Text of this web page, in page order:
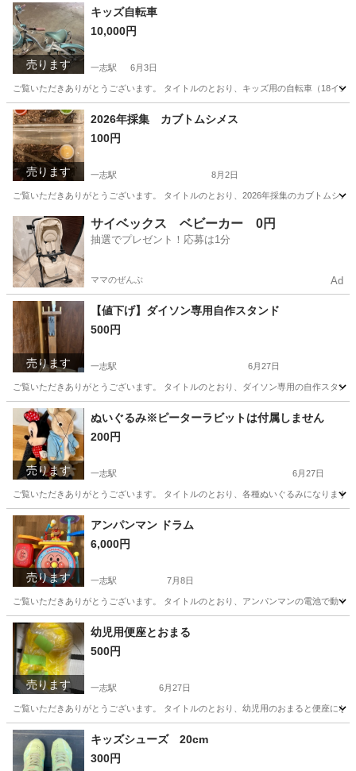
三重 津市 一志駅 生活家電
売ります
キッズ自転車
10,000円
一志駅 6月3日
ご覧いただきありがとうございます。 タイトルのとおり、キッズ用の自転車（18イ
三重 津市 その他
売ります
2026年採集 カブトムシメス
100円
一志駅 8月2日
ご覧いただきありがとうございます。 タイトルのとおり、2026年採集のカブトムシ
三重 津市 一志駅 その他 カブトムシ
サイベックス ベビーカー 0円
抽選でプレゼント！応募は1分
ママのぜんぶ Ad
売ります
【値下げ】ダイソン専用自作スタンド
500円
一志駅 6月27日
ご覧いただきありがとうございます。 タイトルのとおり、ダイソン専用の自作スタ
三重 津市 一志駅 生活家電 ダイソン
売ります
ぬいぐるみ※ピーターラビットは付属しません
200円
一志駅 6月27日
ご覧いただきありがとうございます。 タイトルのとおり、各種ぬいぐるみになりま
三重 津市 おもちゃ
売ります
アンパンマン ドラム
6,000円
一志駅 7月8日
ご覧いただきありがとうございます。 タイトルのとおり、アンパンマンの電池で動
三重 津市 一志駅 おもちゃ
売ります
幼児用便座とおまる
500円
一志駅 6月27日
ご覧いただきありがとうございます。 タイトルのとおり、幼児用のおまると便座に
三重 津市 一志駅 キッズ用品
キッズシューズ 20cm
300円